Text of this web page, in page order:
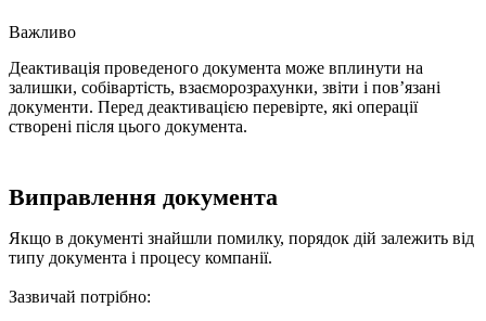
Важливо
Деактивація проведеного документа може вплинути на
залишки, собівартість, взаєморозрахунки, звіти і повʼязані
документи. Перед деактивацією перевірте, які операції
створені після цього документа.
Виправлення документа
Якщо в документі знайшли помилку, порядок дій залежить від
типу документа і процесу компанії.
Зазвичай потрібно: